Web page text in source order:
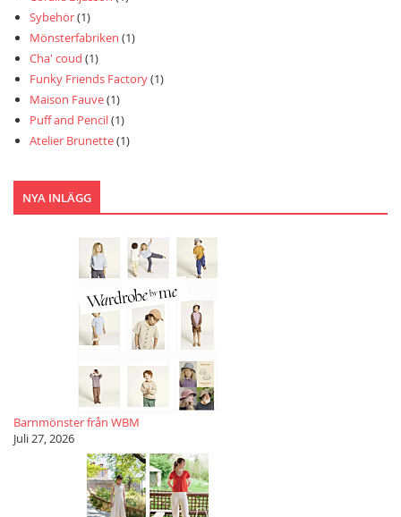
Sybehör(1)
Mönsterfabriken (1)
Cha' coud (1)
Funky Friends Factory(1)
Maison Fauve(1)
Puff and Pencil(1)
Atelier Brunette(1)
NYA INLÄGG
Barnmönster från WBM
Juli 27, 2026